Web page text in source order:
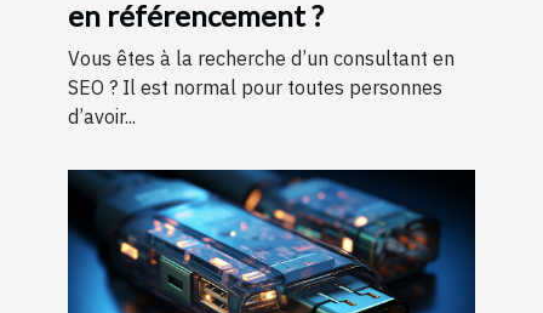
en référencement ?
Vous êtes à la recherche d’un consultant en
SEO ? Il est normal pour toutes personnes
d’avoir...